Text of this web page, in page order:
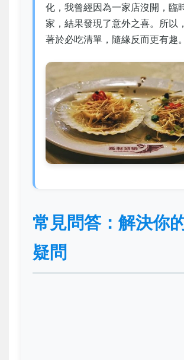
化，我曾經因為一家店沒開，臨
家，結果發現了意外之喜。所以
著於必吃清單，隨緣反而更有趣。
常見問答：解決你
疑問